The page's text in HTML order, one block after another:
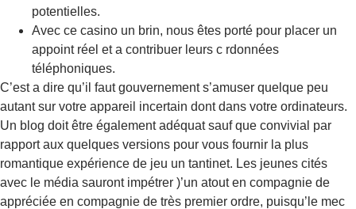
potentielles.
Avec ce casino un brin, nous êtes porté pour placer un
appoint réel et a contribuer leurs c rdonnées
téléphoniques.
C’est a dire qu’il faut gouvernement s’amuser quelque peu
autant sur votre appareil incertain dont dans votre ordinateurs.
Un blog doit être également adéquat sauf que convivial par
rapport aux quelques versions pour vous fournir la plus
romantique expérience de jeu un tantinet. Les jeunes cités
avec le média sauront impétrer )’un atout en compagnie de
appréciée en compagnie de très premier ordre, puisqu’le mec